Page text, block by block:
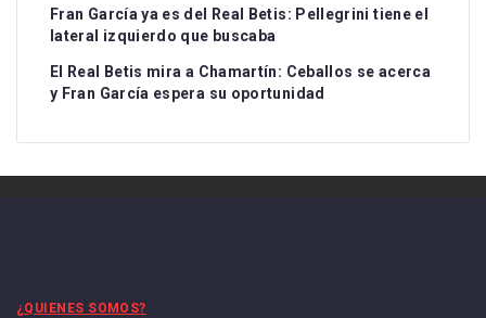
Fran García ya es del Real Betis: Pellegrini tiene el
lateral izquierdo que buscaba
El Real Betis mira a Chamartín: Ceballos se acerca
y Fran García espera su oportunidad
¿QUIENES SOMOS?